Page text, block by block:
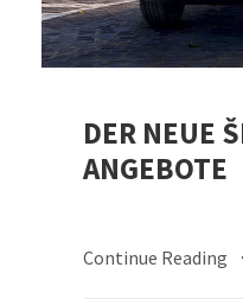
DER NEUE
ANGEBOTE
Continue Reading